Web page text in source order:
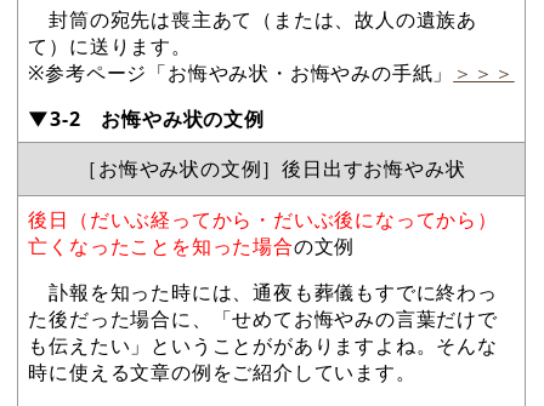
封筒の宛先は喪主あて（または、故人の遺族あ
て）に送ります。
※参考ページ「お悔やみ状・お悔やみの手紙」
＞＞＞
▼3-2 お悔やみ状の文例
［お悔やみ状の文例］後日出すお悔やみ状
後日（だいぶ経ってから・だいぶ後になってから）
亡くなったことを知った場合の文例
訃報を知った時には、通夜も葬儀もすでに終わっ
た後だった場合に、「せめてお悔やみの言葉だけで
も伝えたい」ということががありますよね。そんな
時に使える文章の例をご紹介しています。